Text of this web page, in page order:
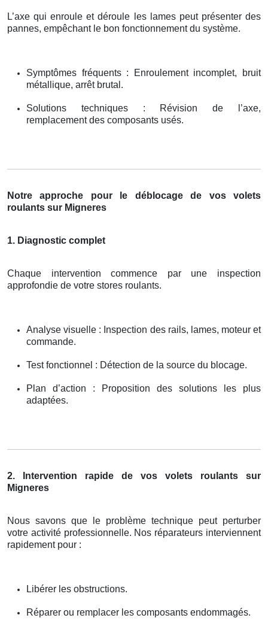
L’axe qui enroule et déroule les lames peut présenter des
pannes, empêchant le bon fonctionnement du système.
Symptômes fréquents : Enroulement incomplet, bruit
métallique, arrêt brutal.
Solutions techniques : Révision de l’axe,
remplacement des composants usés.
Notre approche pour le déblocage de vos volets
roulants sur Migneres
1. Diagnostic complet
Chaque intervention commence par une inspection
approfondie de votre stores roulants.
Analyse visuelle : Inspection des rails, lames, moteur et
commande.
Test fonctionnel : Détection de la source du blocage.
Plan d’action : Proposition des solutions les plus
adaptées.
2. Intervention rapide de vos volets roulants sur
Migneres
Nous savons que le problème technique peut perturber
votre activité professionnelle. Nos réparateurs interviennent
rapidement pour :
Libérer les obstructions.
Réparer ou remplacer les composants endommagés.